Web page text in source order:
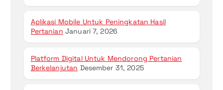
Aplikasi Mobile Untuk Peningkatan Hasil
Pertanian Januari 7, 2026
Platform Digital Untuk Mendorong Pertanian
Berkelanjutan Desember 31, 2025